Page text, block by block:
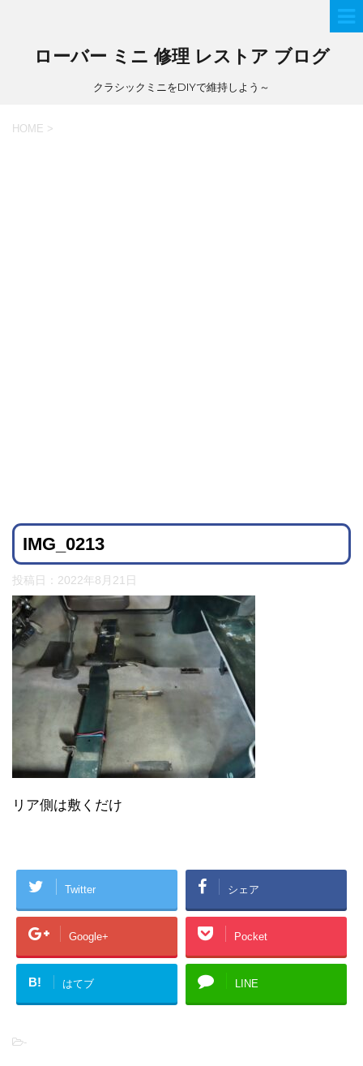
ローバー ミニ 修理 レストア ブログ
クラシックミニをDIYで維持しよう～
HOME >
IMG_0213
投稿日： 2022年8月21日
リア側は敷くだけ
Twitter シェア
Google+ Pocket
B! はてブ LINE
-